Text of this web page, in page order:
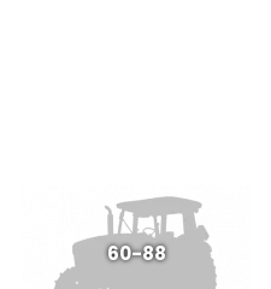
60-88